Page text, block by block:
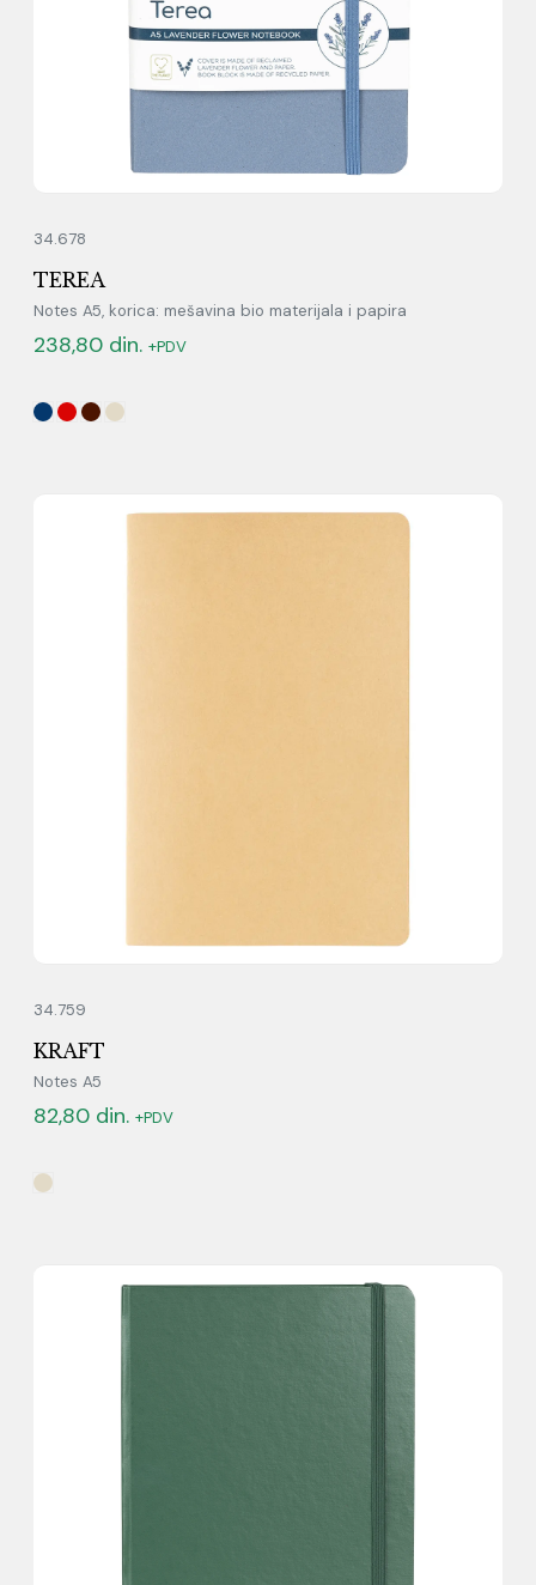
34.678
TEREA
Notes A5, korica: mešavina bio materijala i papira
238,80 din. +PDV
34.759
KRAFT
Notes A5
82,80 din. +PDV